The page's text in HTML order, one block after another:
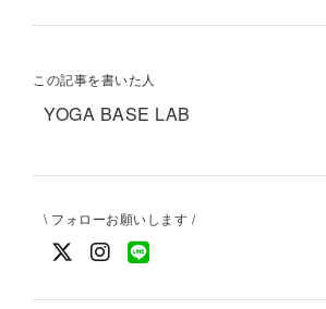
この記事を書いた人
YOGA BASE LAB
\ フォローお願いします /